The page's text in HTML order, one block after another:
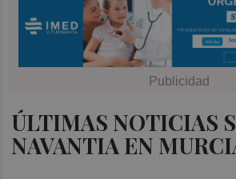
ÚLTIMAS NOTICIAS
NAVANTIA EN